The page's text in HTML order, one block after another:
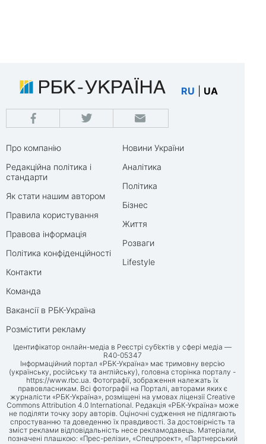
RU UA
Про компанію
Редакційна політика і
стандарти
Як стати нашим автором
Правила користування
Правова інформація
Політика конфіденційності
Контакти
Команда
Вакансії в РБК-Україна
Розмістити рекламу
Новини України
Аналітика
Політика
Бізнес
Життя
Розваги
Lifestyle
Ідентифікатор онлайн-медіа в Реєстрі суб’єктів у сфері медіа —
R40-05347
Інформаційний портал «РБК-Україна» має тримовну версію
(українську, російську та англійську), головна сторінка порталу -
https://www.rbc.ua. Фотографії, зображення належать їх
правовласникам. Всі фотографії на Порталі, авторами яких є
журналісти «РБК-Україна», розміщені на умовах ліцензії Creative
Commons Attribution 4.0 International. Редакція «РБК-Україна» може
не поділяти точку зору авторів. Оціночні судження не підлягають
спростуванню та доведенню їх правдивості. За достовірність та
зміст реклами відповідальність несе рекламодавець. Матеріали,
позначені плашкою: «Прес-релізи», «Спецпроект», «Партнерський